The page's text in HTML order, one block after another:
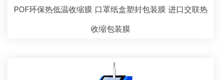
POF环保热低温收缩膜 口罩纸盒塑封包装膜 进口交联热
收缩包装膜